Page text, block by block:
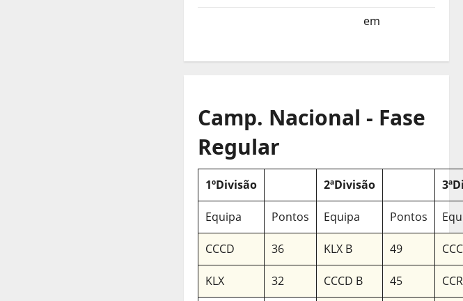
em
Camp. Nacional - Fase
Regular
1ºDivisão 2ªDivisão
Equipa Pontos Equipa Pontos
CCCD 36 KLX B 49
KLX 32 CCCD B 45